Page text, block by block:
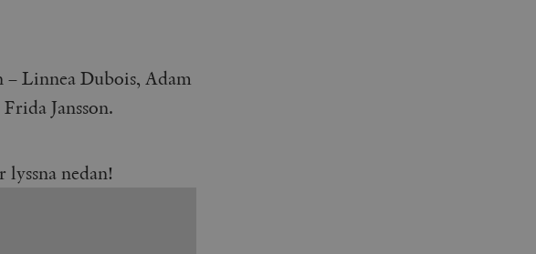
Linnea Dubois, Adam
Jansson.
lyssna nedan!